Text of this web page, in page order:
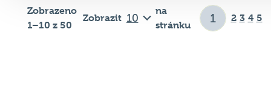
Zobrazeno
1–10 z 50
Zobrazit
na
stránku
2 3 4 5